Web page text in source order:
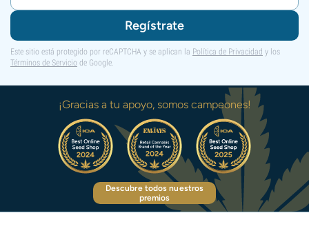
Regístrate
Este sitio está protegido por reCAPTCHA y se aplican la Política de Privacidad y los
Términos de Servicio de Google.
¡Gracias a tu apoyo, somos campeones!
Descubre todos nuestros
premios